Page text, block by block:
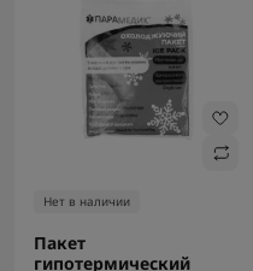
Нет в наличии
Пакет
гипотермический